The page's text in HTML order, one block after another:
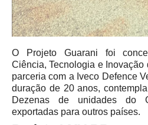
O Projeto Guarani foi
Ciência, Tecnologia e
parceria com a Iveco Defence
duração de 20 anos,
Dezenas de unidades do
exportadas para outros países.